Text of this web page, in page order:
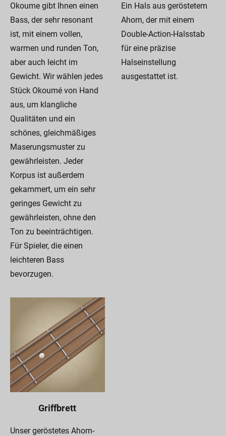
Okoume gibt Ihnen einen
Bass, der sehr resonant
ist, mit einem vollen,
warmen und runden Ton,
aber auch leicht im
Gewicht. Wir wählen jedes
Stück Okoumé von Hand
aus, um klangliche
Qualitäten und ein
schönes, gleichmäßiges
Maserungsmuster zu
gewährleisten. Jeder
Korpus ist außerdem
gekammert, um ein sehr
geringes Gewicht zu
gewährleisten, ohne den
Ton zu beeinträchtigen.
Für Spieler, die einen
leichteren Bass
bevorzugen.
Ein Hals aus geröstetem
Ahorn, der mit einem
Double-Action-Halsstab
für eine präzise
Halseinstellung
ausgestattet ist.
Griffbrett
Unser geröstetes Ahorn-